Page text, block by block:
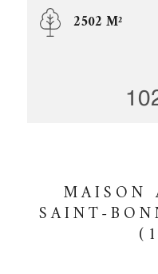
2502 M²
MAISON
SAINT-